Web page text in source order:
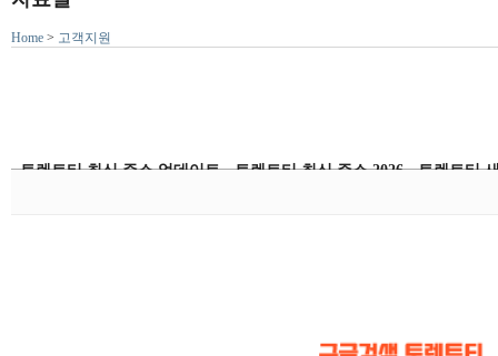
Home > 고객지원
토렌트티 최신 주소 업데이트 - 토렌트티 최신 주소 2026 - 토렌트티